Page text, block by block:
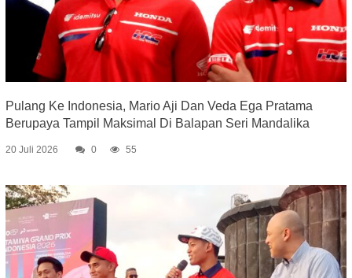
Pulang Ke Indonesia, Mario Aji Dan Veda Ega Pratama
Berupaya Tampil Maksimal Di Balapan Seri Mandalika
20 Juli 2026 0 55